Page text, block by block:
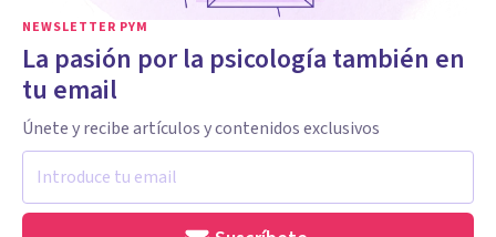
NEWSLETTER PYM
La pasión por la psicología también en
tu email
Únete y recibe artículos y contenidos exclusivos